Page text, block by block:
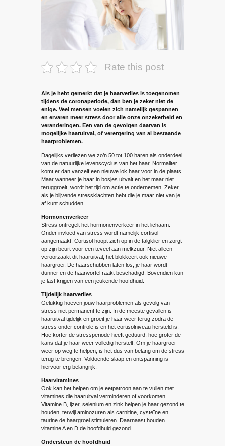
Rate this post
Als je hebt gemerkt dat je haarverlies is toegenomen
tijdens de coronaperiode, dan ben je zeker niet de
enige. Veel mensen voelen zich namelijk gespannen
en ervaren meer stress door alle onze onzekerheid en
veranderingen. Een van de gevolgen daarvan is
mogelijke haaruitval, of verergering van al bestaande
haarproblemen.
Dagelijks verliezen we zo’n 50 tot 100 haren als onderdeel
van de natuurlijke levenscyclus van het haar. Normaliter
komt er dan vanzelf een nieuwe lok haar voor in de plaats.
Maar wanneer je haar in bosjes uitvalt en het maar niet
teruggroeit, wordt het tijd om actie te ondernemen. Zeker
als je blijvende stressklachten hebt die je maar niet van je
af kunt schudden.
Hormonenverkeer
Stress ontregelt het hormonenverkeer in het lichaam.
Onder invloed van stress wordt namelijk cortisol
aangemaakt. Cortisol hoopt zich op in de talgklier en zorgt
op zijn beurt voor een teveel aan melkzuur. Niet alleen
veroorzaakt dit haaruitval, het blokkeert ook nieuwe
haargroei. De haarschubben laten los, je haar wordt
dunner en de haarwortel raakt beschadigd. Bovendien kun
je last krijgen van een jeukende hoofdhuid.
Tijdelijk haarverlies
Gelukkig hoeven jouw haarproblemen als gevolg van
stress niet permanent te zijn. In de meeste gevallen is
haaruitval tijdelijk en groeit je haar weer terug zodra de
stress onder controle is en het cortisolniveau hersteld is.
Hoe korter de stressperiode heeft geduurd, hoe groter de
kans dat je haar weer volledig herstelt. Om je haargroei
weer op weg te helpen, is het dus van belang om de stress
terug te brengen. Voldoende slaap en ontspanning is
hiervoor erg belangrijk.
Haarvitamines
Ook kan het helpen om je eetpatroon aan te vullen met
vitamines die haaruitval verminderen of voorkomen.
Vitamine B, ijzer, selenium en zink helpen je haar gezond te
houden, terwijl aminozuren als carnitine, cysteïne en
taurine de haargroei stimuleren. Daarnaast houden
vitamine A en D de hoofdhuid gezond.
Ondersteun de hoofdhuid